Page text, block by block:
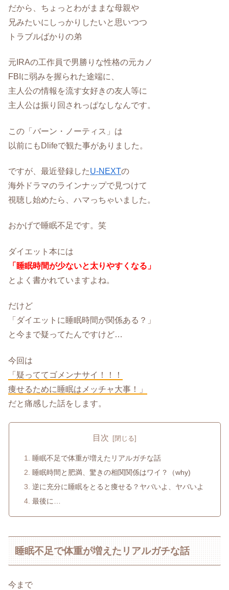
だから、ちょっとわがままな母親や
兄みたいにしっかりしたいと思いつつ
トラブルばかりの弟
元IRAの工作員で男勝りな性格の元カノ
FBIに弱みを握られた途端に、
主人公の情報を流す女好きの友人等に
主人公は振り回されっぱなしなんです。
この「バーン・ノーティス」は
以前にもDlifeで観た事がありました。
ですが、最近登録したU-NEXTの
海外ドラマのラインナップで見つけて
視聴し始めたら、ハマっちゃいました。
おかげで睡眠不足です。笑
ダイエット本には
「睡眠時間が少ないと太りやすくなる」
とよく書かれていますよね。
だけど
「ダイエットに睡眠時間が関係ある？」
と今まで疑ってたんですけど…
今回は
「疑っててゴメンナサイ！！！
痩せるために睡眠はメッチャ大事！」
だと痛感した話をします。
目次
睡眠不足で体重が増えたリアルガチな話
睡眠時間と肥満、驚きの相関関係はワイ？（why)
逆に充分に睡眠をとると痩せる？ヤバいよ、ヤバいよ
最後に…
睡眠不足で体重が増えたリアルガチな話
今まで